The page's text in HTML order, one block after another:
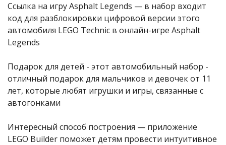
Ссылка на игру Asphalt Legends — в набор входит
код для разблокировки цифровой версии этого
автомобиля LEGO Technic в онлайн-игре Asphalt
Legends
Подарок для детей - этот автомобильный набор -
отличный подарок для мальчиков и девочек от 11
лет, которые любят игрушки и игры, связанные с
автогонками
Интересный способ построения — приложение
LEGO Builder поможет детям провести интуитивное